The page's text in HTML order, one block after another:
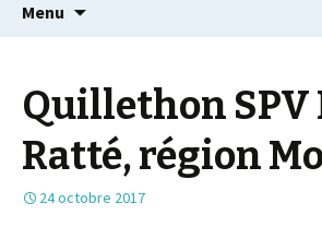
Menu
Quillethon SPV
Ratté, région
24 octobre 2017